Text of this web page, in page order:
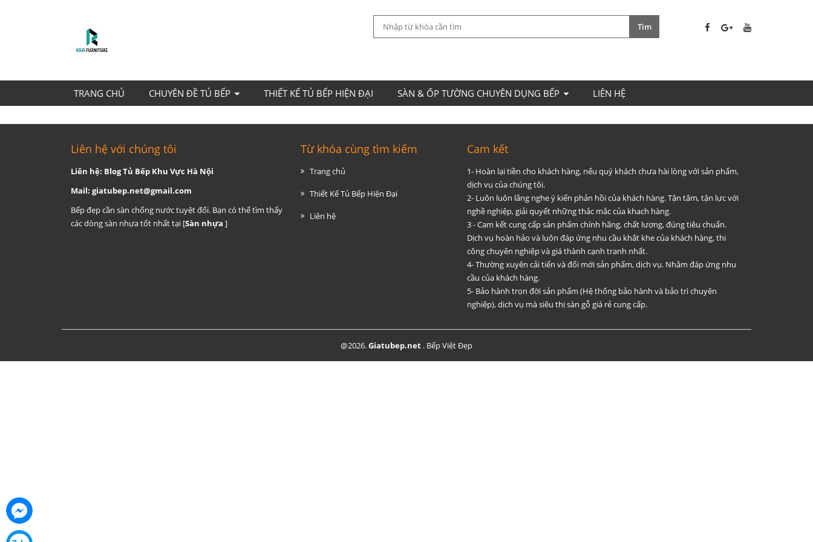
TRANG CHỦ CHUYÊN ĐỀ TỦ BẾP THIẾT KẾ TỦ BẾP HIỆN ĐẠI SÀN & ỐP TƯỜNG CHUYÊN DỤNG BẾP LIÊN HỆ
Liên hệ với chúng tôi
Liên hệ: Blog Tủ Bếp Khu Vực Hà Nội
Mail: giatubep.net@gmail.com
Bếp đẹp cần sàn chống nước tuyệt đối. Bạn có thể tìm thấy
các dòng sàn nhựa tốt nhất tại [Sàn nhựa ]
Từ khóa cùng tìm kiếm
Trang chủ
Thiết Kế Tủ Bếp Hiện Đại
Liên hệ
Cam kết
1- Hoàn lại tiền cho khách hàng, nếu quý khách chưa hài lòng với sản phẩm,
dịch vụ của chúng tôi.
2- Luôn luôn lắng nghe ý kiến phản hồi của khách hàng. Tận tâm, tận lực với
nghề nghiệp, giải quyết những thắc mắc của khach hàng.
3 - Cam kết cung cấp sản phẩm chính hãng, chất lượng, đúng tiêu chuẩn.
Dịch vụ hoàn hảo và luôn đáp ứng nhu cầu khắt khe của khách hàng, thi
công chuyên nghiệp và giá thành cạnh tranh nhất.
4- Thường xuyên cải tiến và đổi mới sản phẩm, dịch vụ. Nhằm đáp ứng nhu
cầu của khách hàng.
5- Bảo hành trọn đời sản phẩm (Hệ thống bảo hành và bảo trì chuyên
nghiệp), dịch vụ mà siêu thị sàn gỗ giá rẻ cung cấp.
@2026.Giatubep.net . Bếp Việt Đẹp